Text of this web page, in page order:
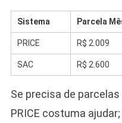
Sistema Parcela
PRICE R$ 2.009
SAC R$ 2.600
Se precisa de
PRICE costuma